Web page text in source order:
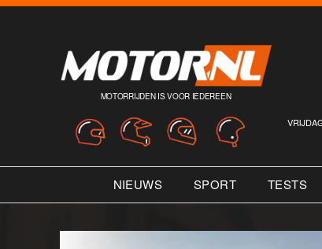
MOTORRIJDEN IS VOOR IEDEREEN
NIEUWS SPORT TESTS